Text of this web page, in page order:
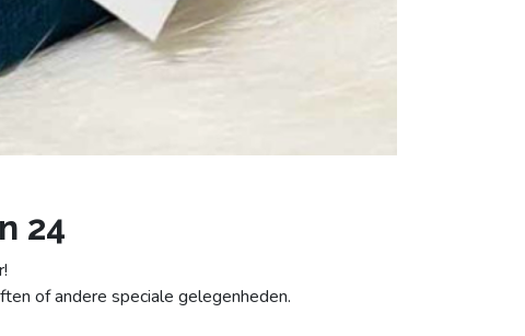
24
of andere speciale gelegenheden.